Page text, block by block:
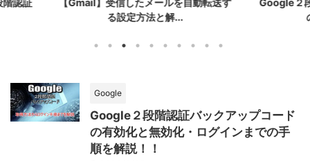
転送す
Google２段階認証バックアップコード
の有効化と無効...
【
Google
Google２段階認証バックアップコード
の有効化と無効化・ログインまでの手
順を解説！！